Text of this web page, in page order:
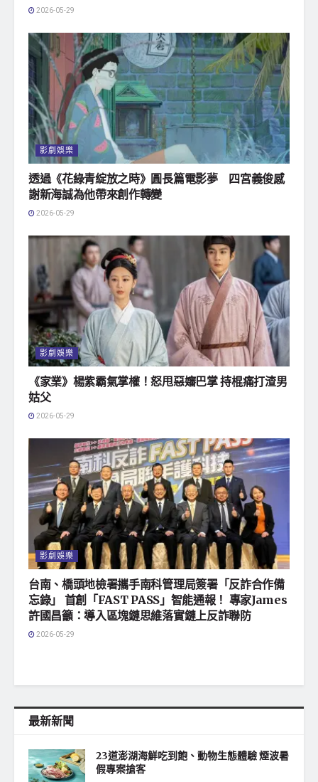
2026-05-29
影劇娛樂
透過《花綠青綻放之時》圓長篇電影夢 四宮義俊感
謝新海誠為他帶來創作轉變
2026-05-29
影劇娛樂
《家業》楊紫霸氣掌權！怒甩惡嬸巴掌 持棍痛打渣男
姑父
2026-05-29
影劇娛樂
台南、橋頭地檢署攜手南科管理局簽署「反詐合作備
忘錄」 首創「FAST PASS」智能通報！ 專家James
許國昌籲：導入區塊鏈思維落實鏈上反詐聯防
2026-05-29
最新新聞
23道澎湖海鮮吃到飽、動物生態體驗 煙波暑
假專案搶客